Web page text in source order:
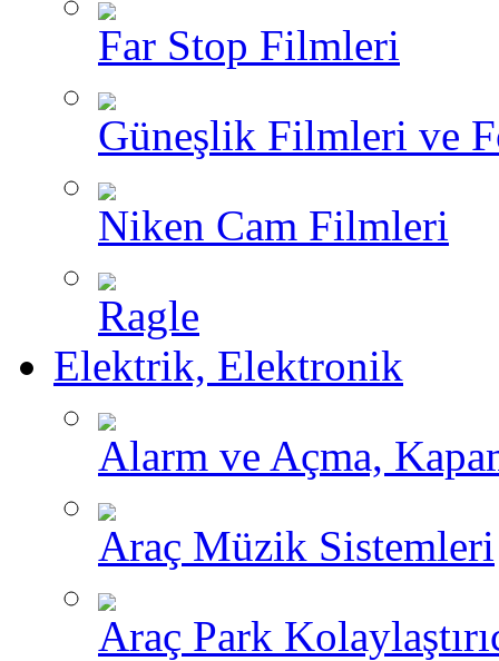
Far Stop Filmleri
Güneşlik Filmleri ve
Niken Cam Filmleri
Ragle
Elektrik, Elektronik
Alarm ve Açma,
Araç Müzik Sistemleri
Araç Park